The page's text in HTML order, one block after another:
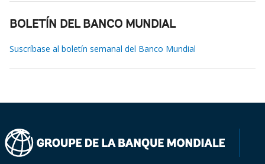
BOLETÍN DEL BANCO MUNDIAL
Suscríbase al boletín semanal del Banco Mundial